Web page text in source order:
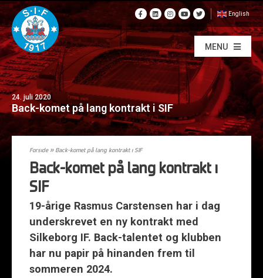
English
MENU
24. juli 2020
Back-komet på lang kontrakt i SIF
Forside»Back-komet på lang kontrakt i SIF
Back-komet på lang kontrakt i
SIF
19-årige Rasmus Carstensen har i dag
underskrevet en ny kontrakt med
Silkeborg IF. Back-talentet og klubben
har nu papir på hinanden frem til
sommeren 2024.